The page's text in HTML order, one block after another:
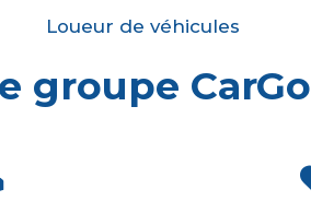
Loueur de véhicules
groupe CarGo